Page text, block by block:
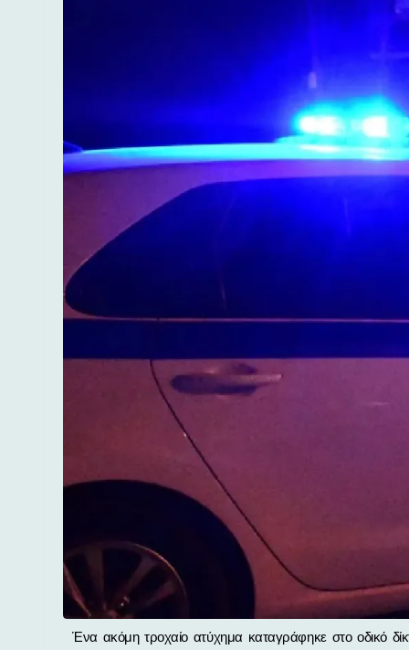
Ένα ακόμη τροχαίο ατύχημα καταγράφηκε στο οδικό δίκτυο της Λαμίας, λίγο πριν τις 10:00 το βράδυ της Τετάρτης 10